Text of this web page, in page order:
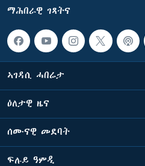
ማሕበራዊ ገጻትና
ኣገዳሲ ሓበሬታ
ዕለታዊ ዜና
ሰሙናዊ መደባት
ፍሉይ ዓምዲ